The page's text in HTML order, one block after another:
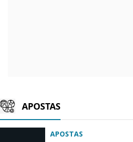
APOSTAS
APOSTAS